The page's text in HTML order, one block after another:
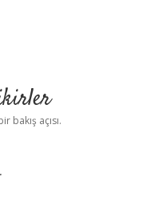
bakış açısı.